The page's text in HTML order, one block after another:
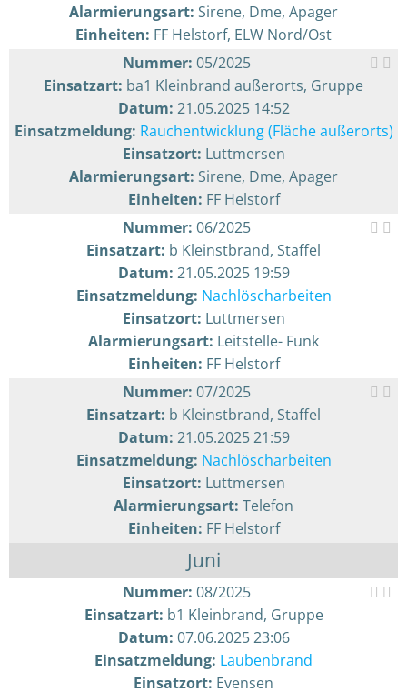
Alarmierungsart: Sirene, Dme, Apager
Einheiten: FF Helstorf, ELW Nord/Ost
Nummer: 05/2025
Einsatzart: ba1 Kleinbrand außerorts, Gruppe
Datum: 21.05.2025 14:52
Einsatzmeldung: Rauchentwicklung (Fläche außerorts)
Einsatzort: Luttmersen
Alarmierungsart: Sirene, Dme, Apager
Einheiten: FF Helstorf
Nummer: 06/2025
Einsatzart: b Kleinstbrand, Staffel
Datum: 21.05.2025 19:59
Einsatzmeldung: Nachlöscharbeiten
Einsatzort: Luttmersen
Alarmierungsart: Leitstelle- Funk
Einheiten: FF Helstorf
Nummer: 07/2025
Einsatzart: b Kleinstbrand, Staffel
Datum: 21.05.2025 21:59
Einsatzmeldung: Nachlöscharbeiten
Einsatzort: Luttmersen
Alarmierungsart: Telefon
Einheiten: FF Helstorf
Juni
Nummer: 08/2025
Einsatzart: b1 Kleinbrand, Gruppe
Datum: 07.06.2025 23:06
Einsatzmeldung: Laubenbrand
Einsatzort: Evensen